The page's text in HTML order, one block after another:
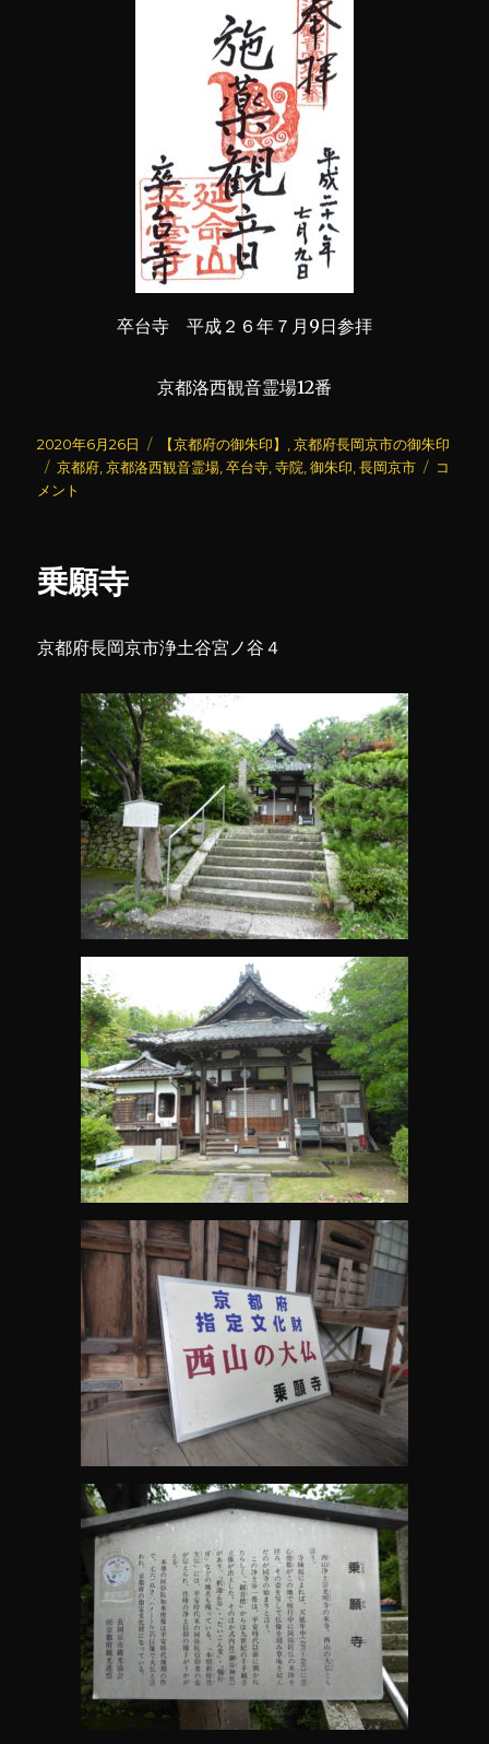
卒台寺 平成２６年７月9日参拝
京都洛西観音霊場12番
投
稿
日:
2020年6月26日
カ
テ
【京都府の御朱印】 ,京都府長岡京市の御朱印
タ
グ
京都府 ,京都洛西観音霊場 ,卒台寺 ,寺院 ,御朱印 ,長岡京市
卒
コ
メント
乗願寺
京都府長岡京市浄土谷宮ノ谷４